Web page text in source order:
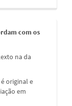
com os
na da
original e
em